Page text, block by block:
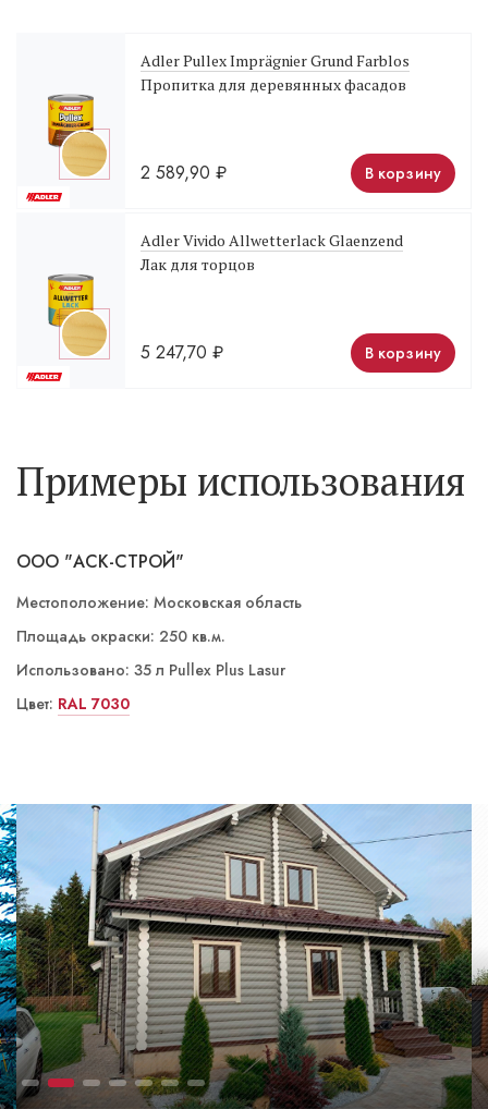
Adler Pullex Imprägnier Grund Farblos
Пропитка для деревянных фасадов
2 589,90 ₽ В корзину
Adler Vivido Allwetterlack Glaenzend
Лак для торцов
5 247,70 ₽ В корзину
Примеры использования
LW 01/3 Лиственница
ООО "АСК-СТРОЙ"
Местоположение: Московская область
Площадь окраски: 250 кв.м.
Использовано: 35 л Pullex Plus Lasur
Цвет: RAL 7030
LW 02/4 Палисандр
LW 02/3 Орех
ST 06/5 Номаде
ST 03/4 Йога темная
LW 01/3 Лиственница